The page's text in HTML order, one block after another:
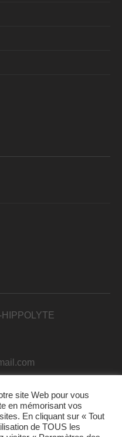
site Web pour vous
en mémorisant vos
En cliquant sur « Tout
de TOUS les